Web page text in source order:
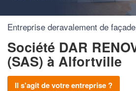
Entreprise deravalement de façade
Société DAR
(SAS) à Alfortville
Il s'agit de votre entreprise ?